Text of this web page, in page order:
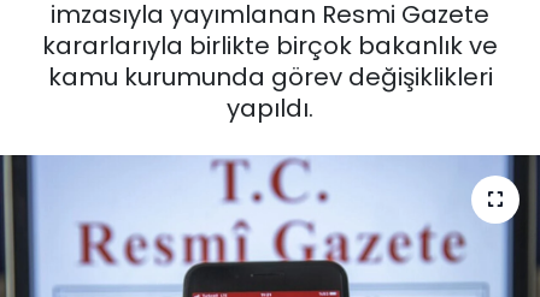
imzasıyla yayımlanan Resmi Gazete
kararlarıyla birlikte birçok bakanlık ve
kamu kurumunda görev değişiklikleri
yapıldı.
SİYASET
EĞİTİM
MAGAZİN
SPOR
Tüm Manşetler
Son Dakika Haberleri
Haber Arşivi